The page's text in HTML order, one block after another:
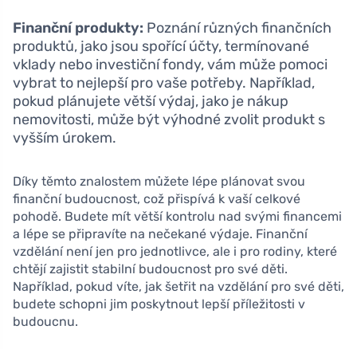
Finanční produkty: Poznání různých finančních
produktů, jako jsou spořící účty, termínované
vklady nebo investiční fondy, vám může pomoci
vybrat to nejlepší pro vaše potřeby. Například,
pokud plánujete větší výdaj, jako je nákup
nemovitosti, může být výhodné zvolit produkt s
vyšším úrokem.
Díky těmto znalostem můžete lépe plánovat svou
finanční budoucnost, což přispívá k vaší celkové
pohodě. Budete mít větší kontrolu nad svými financemi
a lépe se připravíte na nečekané výdaje. Finanční
vzdělání není jen pro jednotlivce, ale i pro rodiny, které
chtějí zajistit stabilní budoucnost pro své děti.
Například, pokud víte, jak šetřit na vzdělání pro své děti,
budete schopni jim poskytnout lepší příležitosti v
budoucnu.